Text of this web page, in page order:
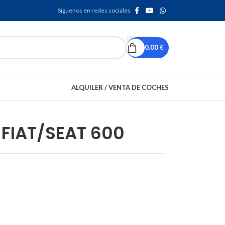
Síguenos en redes sociales
0,00€
ALQUILER / VENTA DE COCHES
SEAT 600